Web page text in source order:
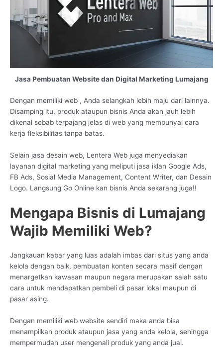
Jasa Pembuatan Website dan Digital Marketing Lumajang
Dengan memiliki web , Anda selangkah lebih maju dari lainnya.
Disamping itu, produk ataupun bisnis Anda akan jauh lebih
dikenal sebab terpajang jelas di web yang mempunyai cara
kerja fleksibilitas tanpa batas.
Selain jasa desain web, Lentera Web juga menyediakan
layanan digital marketing yang meliputi jasa iklan Google Ads,
FB Ads, Sosial Media Management, Content Writer, dan Desain
Logo. Langsung Go Online kan bisnis Anda sekarang juga!!
Mengapa Bisnis di Lumajang
Wajib Memiliki Web?
Jangkauan kabar yang luas adalah imbas dari situs yang anda
kelola dengan baik, pembuatan konten secara masif dengan
menargetkan kawasan maupun negara merupakan salah satu
cara untuk mendapatkan pembeli di pasar lokal maupun di
pasar asing.
Dengan memiliki web website sendiri maka anda bisa
menampilkan produk ataupun jasa yang anda kelola, sehingga
mempermudah user mengenali produk yang anda jual.